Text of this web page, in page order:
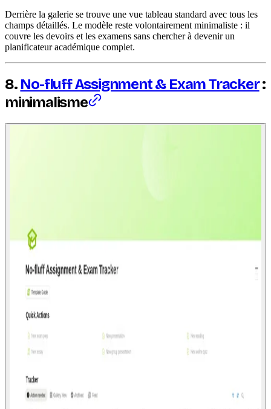
Derrière la galerie se trouve une vue tableau standard avec tous les
champs détaillés. Le modèle reste volontairement minimaliste : il
couvre les devoirs et les examens sans chercher à devenir un
planificateur académique complet.
8. No-fluff Assignment & Exam Tracker:
minimalisme